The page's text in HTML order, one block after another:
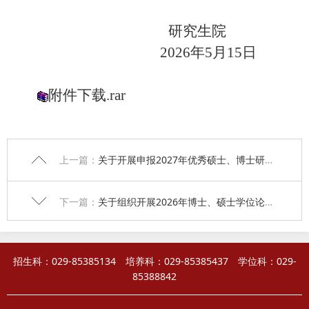
研究生院
2026年5月 15 日
附件下载.rar
上一篇： 关于开展申报2027年优秀硕士、博士研究生学位论文培育项目工作的通知
下一篇： 关于组织开展2026年博士、硕士学位论文开题工作的通知
招生科：029-85385134 培养科：029-85385437 学位科：029-
85388842